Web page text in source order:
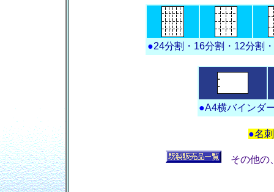
●24分割・16分割・12分割
●A4横バインダ
●名
その他の